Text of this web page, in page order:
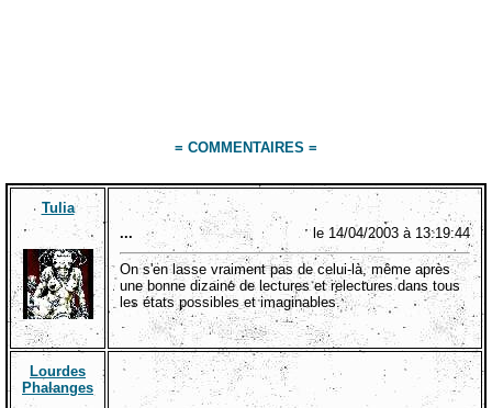
= COMMENTAIRES =
Tulia
...
le 14/04/2003 à 13:19:44
On s'en lasse vraiment pas de celui-là, même après
une bonne dizaine de lectures et relectures dans tous
les états possibles et imaginables.
Lourdes
Phalanges